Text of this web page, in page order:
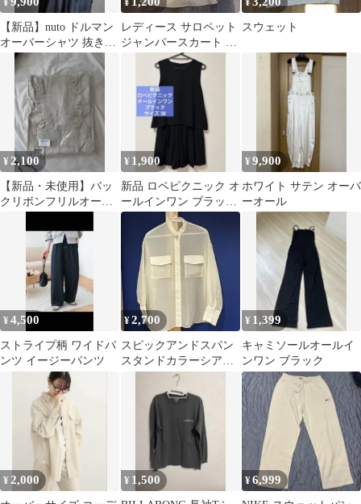
¥
【新品】nuto ドルマン
オーバーシャツ 抜き襟
ユニセックス モード 黒
¥
レディース サロペット
ジャンパースカート ア
イボリー
¥
スウェット
¥ 2,100
【新品・未使用】バッ
クリボンフリルオール
¥ 1,900
新品 ロペピクニック オ
ールインワン ブラック
シンプル ノースリーブ
¥9,900
ホワイト サテン オーバ
ーオール
¥4,500
ストライプ柄 ワイドパ
ンツ イージーパンツ
¥2,700
スピックアンドスパン
スタンドカラーシアー
オーバーシャツ
¥ 1,399
キャミソールオールイ
ンワン ブラック
¥ 2,000 ¥ 1,500 ¥6,999